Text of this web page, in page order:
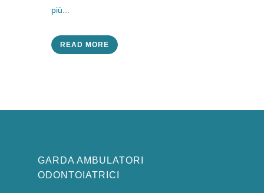
più...
READ MORE
GARDA AMBULATORI
ODONTOIATRICI